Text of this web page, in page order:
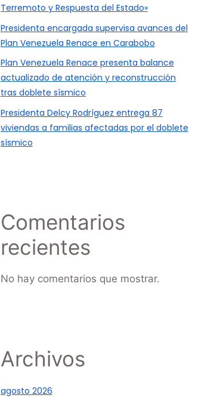
Terremoto y Respuesta del Estado»
Presidenta encargada supervisa avances del
Plan Venezuela Renace en Carabobo
Plan Venezuela Renace presenta balance
actualizado de atención y reconstrucción
tras doblete sísmico
Presidenta Delcy Rodríguez entrega 87
viviendas a familias afectadas por el doblete
sísmico
Comentarios
recientes
No hay comentarios que mostrar.
Archivos
agosto 2026